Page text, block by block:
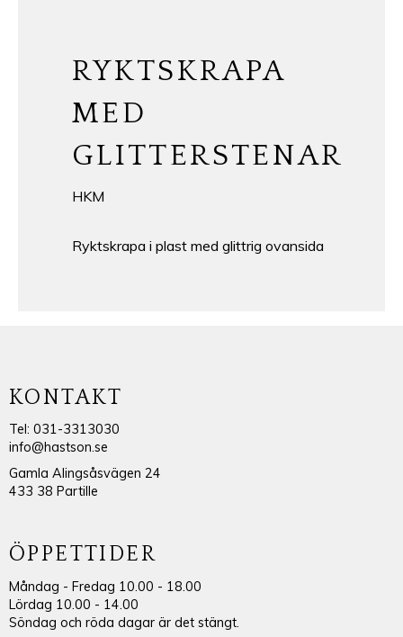
RYKTSKRAPA
MED
GLITTERSTENAR
HKM
Ryktskrapa i plast med glittrig ovansida
KONTAKT
Tel: 031-3313030
info@hastson.se
Gamla Alingsåsvägen 24
433 38 Partille
ÖPPETTIDER
Måndag - Fredag 10.00 - 18.00
Lördag 10.00 - 14.00
Söndag och röda dagar är det stängt.